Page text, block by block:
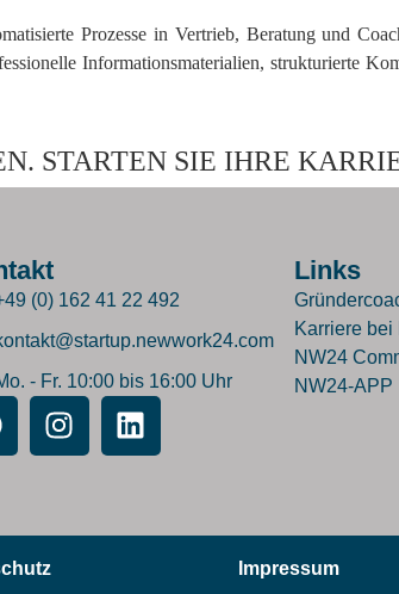
Prozesse in Vertrieb, Beratung und
Informationsmaterialien, strukturierte
STARTEN SIE IHRE
(0) 162 41 22 492
- Fr. 10:00 bis 16:00 Uhr
Links
Karriere bei
NW24
NW24-APP
Impressum